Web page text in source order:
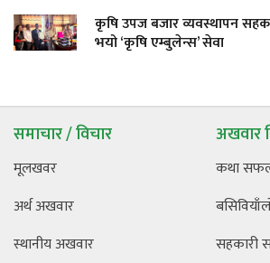
कृषि उपज बजार व्यवस्थापन
भयो ‘कृषि एम्बुलेन्स’ सेवा
समाचार / विचार
मूलखवर
अर्थ अखवार
स्थानीय अखवार
अखवार
कथा
सहकारी